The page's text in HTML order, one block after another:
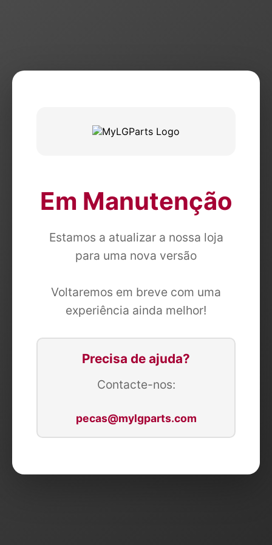
Em Manutenção
Estamos a atualizar a nossa loja
para uma nova versão
Voltaremos em breve com uma
experiência ainda melhor!
Precisa de ajuda?
Contacte-nos:
pecas@mylgparts.com